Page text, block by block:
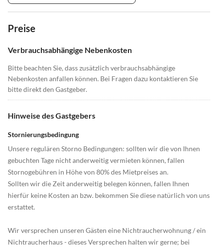
Preise
Verbrauchsabhängige Nebenkosten
Bitte beachten Sie, dass zusätzlich verbrauchsabhängige
Nebenkosten anfallen können. Bei Fragen dazu kontaktieren Sie
bitte direkt den Gastgeber.
Hinweise des Gastgebers
Stornierungsbedingung
Unsere regulären Storno Bedingungen: sollten wir die von Ihnen
gebuchten Tage nicht anderweitig vermieten können, fallen
Stornogebühren in Höhe von 80% des Mietpreises an.
Sollten wir die Zeit anderweitig belegen können, fallen Ihnen
hierfür keine Kosten an bzw. bekommen Sie diese natürlich von uns
erstattet.
Wir versprechen unseren Gästen eine Nichtraucherwohnung / ein
Nichtraucherhaus - dieses Versprechen halten wir gerne; bei